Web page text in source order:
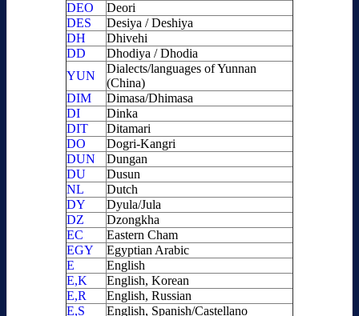
DEO
Deori
DES
Desiya / Deshiya
DH
Dhivehi
DD
Dhodiya / Dhodia
YUN
Dialects/languages of Yunnan
(China)
DIM
Dimasa/Dhimasa
DI
Dinka
DIT
Ditamari
DO
Dogri-Kangri
DUN
Dungan
DU
Dusun
NL
Dutch
DY
Dyula/Jula
DZ
Dzongkha
EC
Eastern Cham
EGY
Egyptian Arabic
E
English
E,K
English, Korean
E,R
English, Russian
E,S
English, Spanish/Castellano